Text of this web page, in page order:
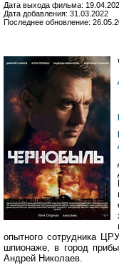
Дата выхода фильма:
Дата добавления: 31.03.2022
Последнее обновление:
опытного сотрудника
шпионаже, в город
Андрей Николаев.